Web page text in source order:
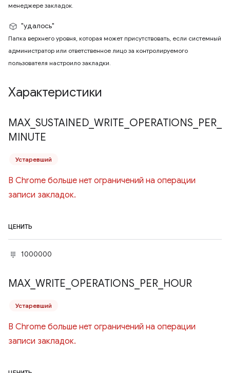
менеджере закладок.
"удалось"
Папка верхнего уровня, которая может присутствовать, если системный
администратор или ответственное лицо за контролируемого
пользователя настроило закладки.
Характеристики
MAX SUSTAINED WRITE OPERATIONS PER
MINUTE
Устаревший
В Chrome больше нет ограничений на операции
записи закладок.
ЦЕНИТЬ
1000000
MAX WRITE OPERATIONS PER HOUR
Устаревший
В Chrome больше нет ограничений на операции
записи закладок.